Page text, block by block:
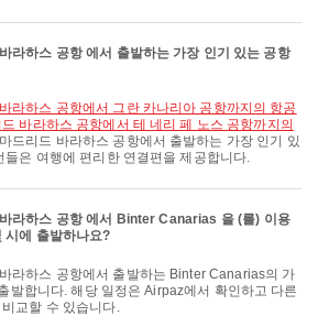
라하스 공항 에서 출발하는 가장 인기 있는 공항
바라하스 공항에서 테 네리 페 노스 공항까지의
드리드 바라하스 공항에서 출발하는 가장 인기 있
들은 여행에 편리한 연결편을 제공합니다.
라하스 공항 에서 Binter Canarias 을 (를) 이용
시에 출발하나요?
발합니다. 해당 일정은 Airpaz에서 확인하고 다른
교할 수 있습니다.